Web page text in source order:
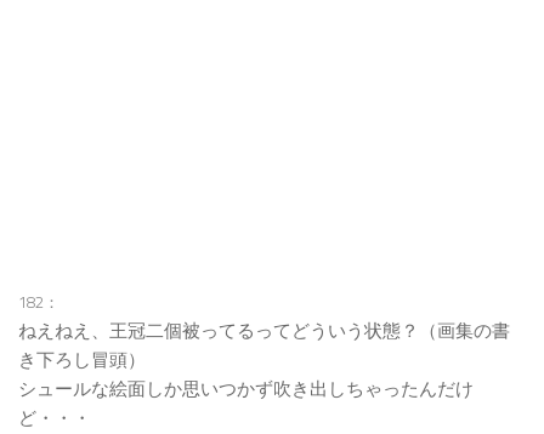
182：
ねえねえ、王冠二個被ってるってどういう状態？（画集の書
き下ろし冒頭）
シュールな絵面しか思いつかず吹き出しちゃったんだけ
ど・・・